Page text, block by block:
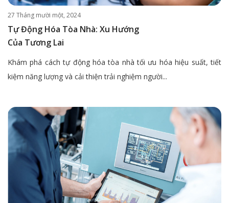
27 Tháng mười một, 2024
Tự Động Hóa Tòa Nhà: Xu Hướng
Của Tương Lai
Khám phá cách tự động hóa tòa nhà tối ưu hóa hiệu suất, tiết
kiệm năng lượng và cải thiện trải nghiệm người...